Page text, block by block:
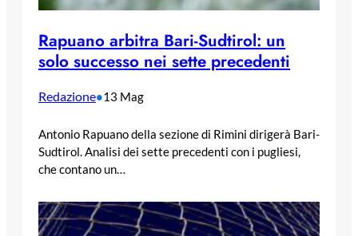
Rapuano arbitra Bari-Sudtirol: un
solo successo nei sette precedenti
Redazione•13 Mag
Antonio Rapuano della sezione di Rimini dirigerà Bari-
Sudtirol. Analisi dei sette precedenti con i pugliesi,
che contano un…